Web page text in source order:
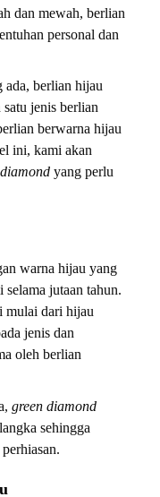
dan mewah, berlian
personal dan
ada, berlian hijau
satu jenis berlian
berwarna hijau
ini, kami akan
yang perlu
warna hijau yang
selama jutaan tahun.
mulai dari hijau
jenis dan
oleh berlian
green diamond
sehingga